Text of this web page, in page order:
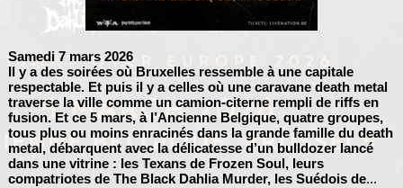
Samedi 7 mars 2026
Il y a des soirées où Bruxelles ressemble à une capitale
respectable. Et puis il y a celles où une caravane death metal
traverse la ville comme un camion-citerne rempli de riffs en
fusion. Et ce 5 mars, à l’Ancienne Belgique, quatre groupes,
tous plus ou moins enracinés dans la grande famille du death
metal, débarquent avec la délicatesse d’un bulldozer lancé
dans une vitrine : les Texans de Frozen Soul, leurs
compatriotes de The Black Dahlia Murder, les Suédois de...